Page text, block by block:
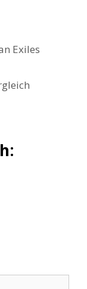
Exiles